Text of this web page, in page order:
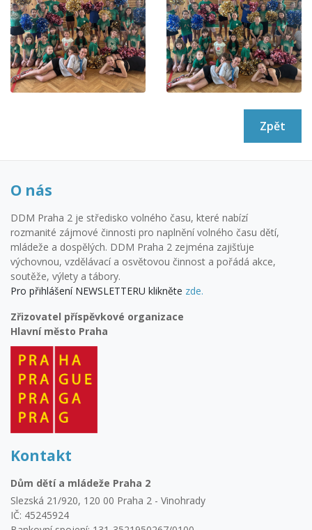
Zpět
O nás
DDM Praha 2 je středisko volného času, které nabízí
rozmanité zájmové činnosti pro naplnění volného času dětí,
mládeže a dospělých. DDM Praha 2 zejména zajišťuje
výchovnou, vzdělávací a osvětovou činnost a pořádá akce,
soutěže, výlety a tábory.
Pro přihlášení NEWSLETTERU klikněte zde.
Zřizovatel příspěvkové organizace
Hlavní město Praha
Kontakt
Dům dětí a mládeže Praha 2
Slezská 21/920, 120 00 Praha 2 - Vinohrady
IČ: 45245924